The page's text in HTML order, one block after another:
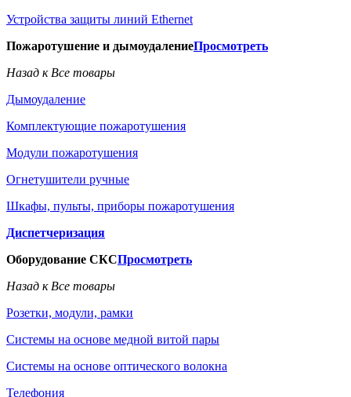
Устройства защиты линий Ethernet
Пожаротушение и дымоудалениеПросмотреть
Назад к Все товары
Дымоудаление
Комплектующие пожаротушения
Модули пожаротушения
Огнетушители ручные
Шкафы, пульты, приборы пожаротушения
Диспетчеризация
Оборудование СКСПросмотреть
Назад к Все товары
Розетки, модули, рамки
Системы на основе медной витой пары
Системы на основе оптического волокна
Телефония